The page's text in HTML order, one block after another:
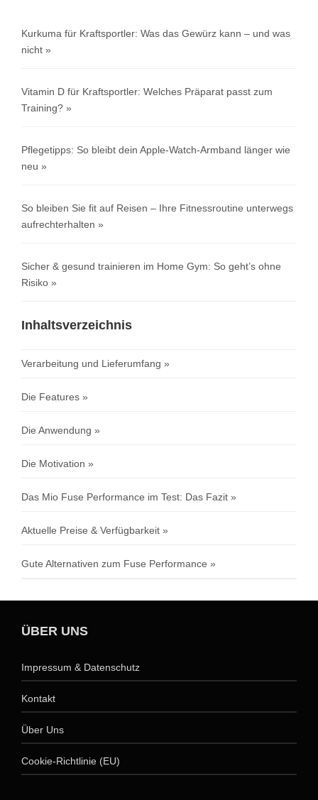
Kurkuma für Kraftsportler: Was das Gewürz kann – und was
nicht
Vitamin D für Kraftsportler: Welches Präparat passt zum
Training?
Pflegetipps: So bleibt dein Apple-Watch-Armband länger wie
neu
So bleiben Sie fit auf Reisen – Ihre Fitnessroutine unterwegs
aufrechterhalten
Sicher & gesund trainieren im Home Gym: So geht’s ohne
Risiko
Inhaltsverzeichnis
Verarbeitung und Lieferumfang
Die Features
Die Anwendung
Die Motivation
Das Mio Fuse Performance im Test: Das Fazit
Aktuelle Preise & Verfügbarkeit
Gute Alternativen zum Fuse Performance
ÜBER UNS
Impressum & Datenschutz
Kontakt
Über Uns
Cookie-Richtlinie (EU)